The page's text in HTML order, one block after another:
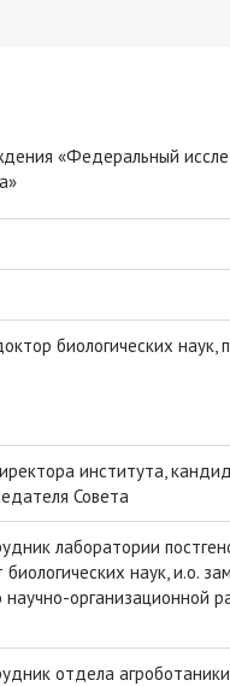
«Федеральный
биологических наук,
института,
Совета
лаборатории
наук, и.о.
организационной
отдела